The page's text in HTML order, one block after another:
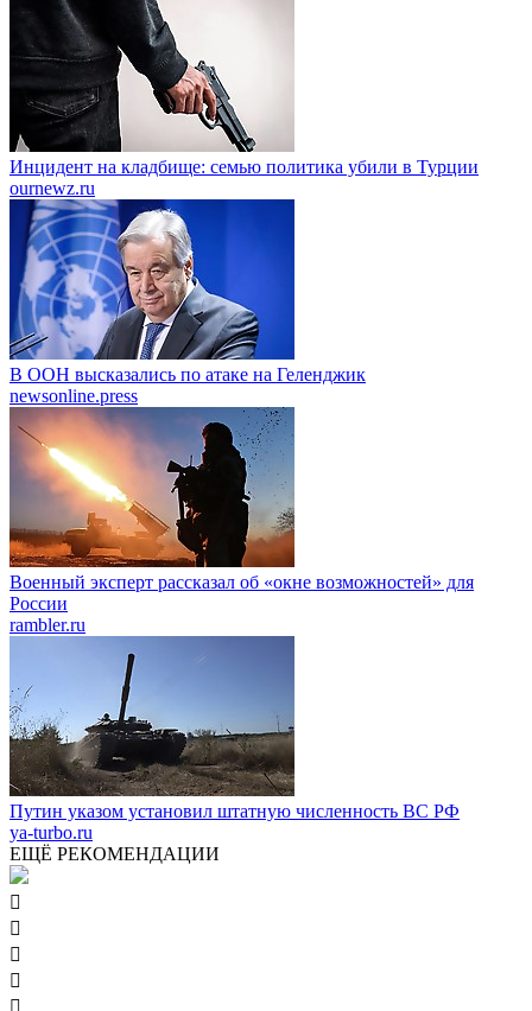
Инцидент на кладбище: семью политика убили в Турции
ournewz.ru
В ООН высказались по атаке на Геленджик
newsonline.press
Военный эксперт рассказал об «окне возможностей» для
России
rambler.ru
Путин указом установил штатную численность ВС РФ
ya-turbo.ru
ЕЩЁ РЕКОМЕНДАЦИИ




